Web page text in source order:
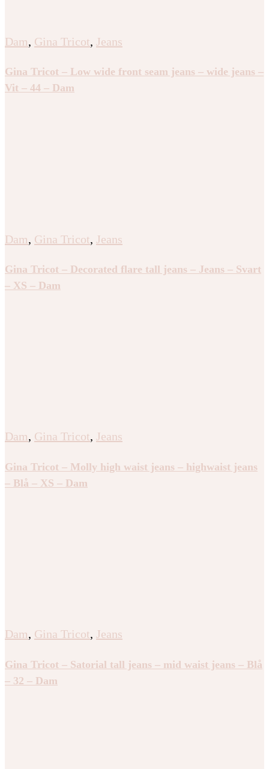
Dam, Gina Tricot, Jeans
Gina Tricot – Low wide front seam jeans – wide jeans –
Vit – 44 – Dam
Dam, Gina Tricot, Jeans
Gina Tricot – Decorated flare tall jeans – Jeans – Svart
– XS – Dam
Dam, Gina Tricot, Jeans
Gina Tricot – Molly high waist jeans – highwaist jeans
– Blå – XS – Dam
Dam, Gina Tricot, Jeans
Gina Tricot – Satorial tall jeans – mid waist jeans – Blå
– 32 – Dam